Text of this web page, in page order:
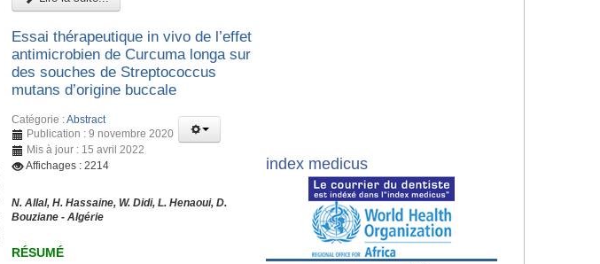
Essai thérapeutique in vivo de l’effet
antimicrobien de Curcuma longa sur
des souches de Streptococcus
mutans d’origine buccale
Catégorie :Abstract
Publication : 9 novembre 2020
Mis à jour : 15 avril 2022
Affichages : 2214
N. Allal, H. Hassaine, W. Didi, L. Henaoui, D.
Bouziane - Algérie
RÉSUMÉ
index medicus